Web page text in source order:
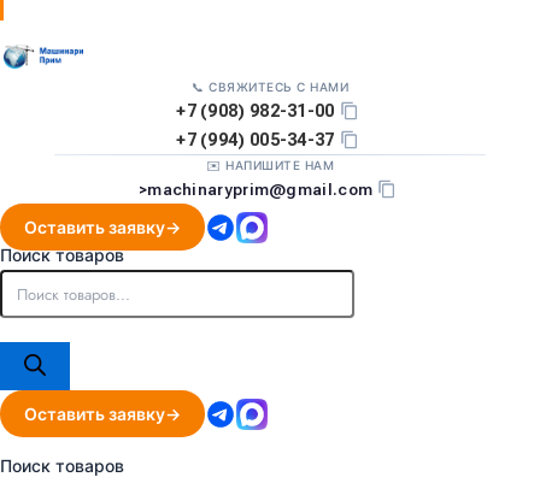
📞 СВЯЖИТЕСЬ С НАМИ
+7 (908) 982-31-00
+7 (994) 005-34-37
✉️ НАПИШИТЕ НАМ
>machinaryprim@gmail.com
Оставить заявку
Поиск товаров
Оставить заявку
Поиск товаров